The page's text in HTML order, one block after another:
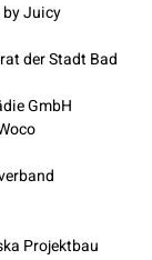
by Juicy
der Stadt Bad
GmbH
Projektbau